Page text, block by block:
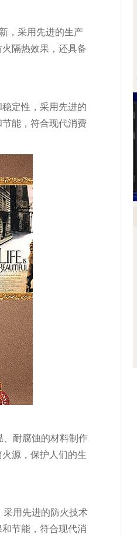
，采用先进的生产
隔热效果，还具备
定性，采用先进的
能，符合现代消费
、耐腐蚀的材料制作
源，保护人们的生
用先进的防火技术
节能，符合现代消
400-861-6677